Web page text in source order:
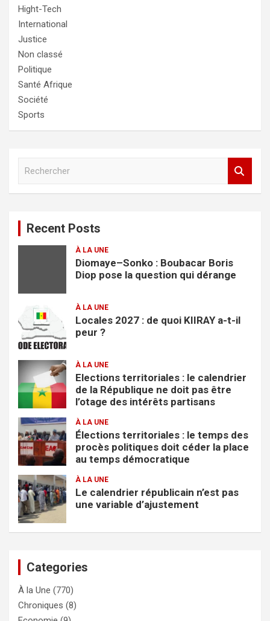
Hight-Tech
International
Justice
Non classé
Politique
Santé Afrique
Société
Sports
c
Recent Posts
À LA UNE
Diomaye–Sonko : Boubacar Boris
Diop pose la question qui dérange
À LA UNE
Locales 2027 : de quoi KIIRAY a-t-il
peur ?
À LA UNE
Elections territoriales : le calendrier
de la République ne doit pas être
l’otage des intérêts partisans
À LA UNE
Élections territoriales : le temps des
procès politiques doit céder la place
au temps démocratique
À LA UNE
Le calendrier républicain n’est pas
une variable d’ajustement
Categories
À la Une (770)
Chroniques (8)